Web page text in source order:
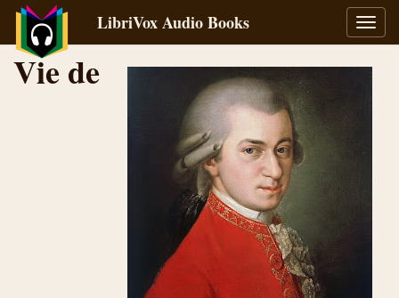
LibriVox Audio Books
Vie de